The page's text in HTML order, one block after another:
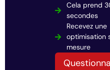
Cela prend
secondes
Recevez une
optimisation
mesure